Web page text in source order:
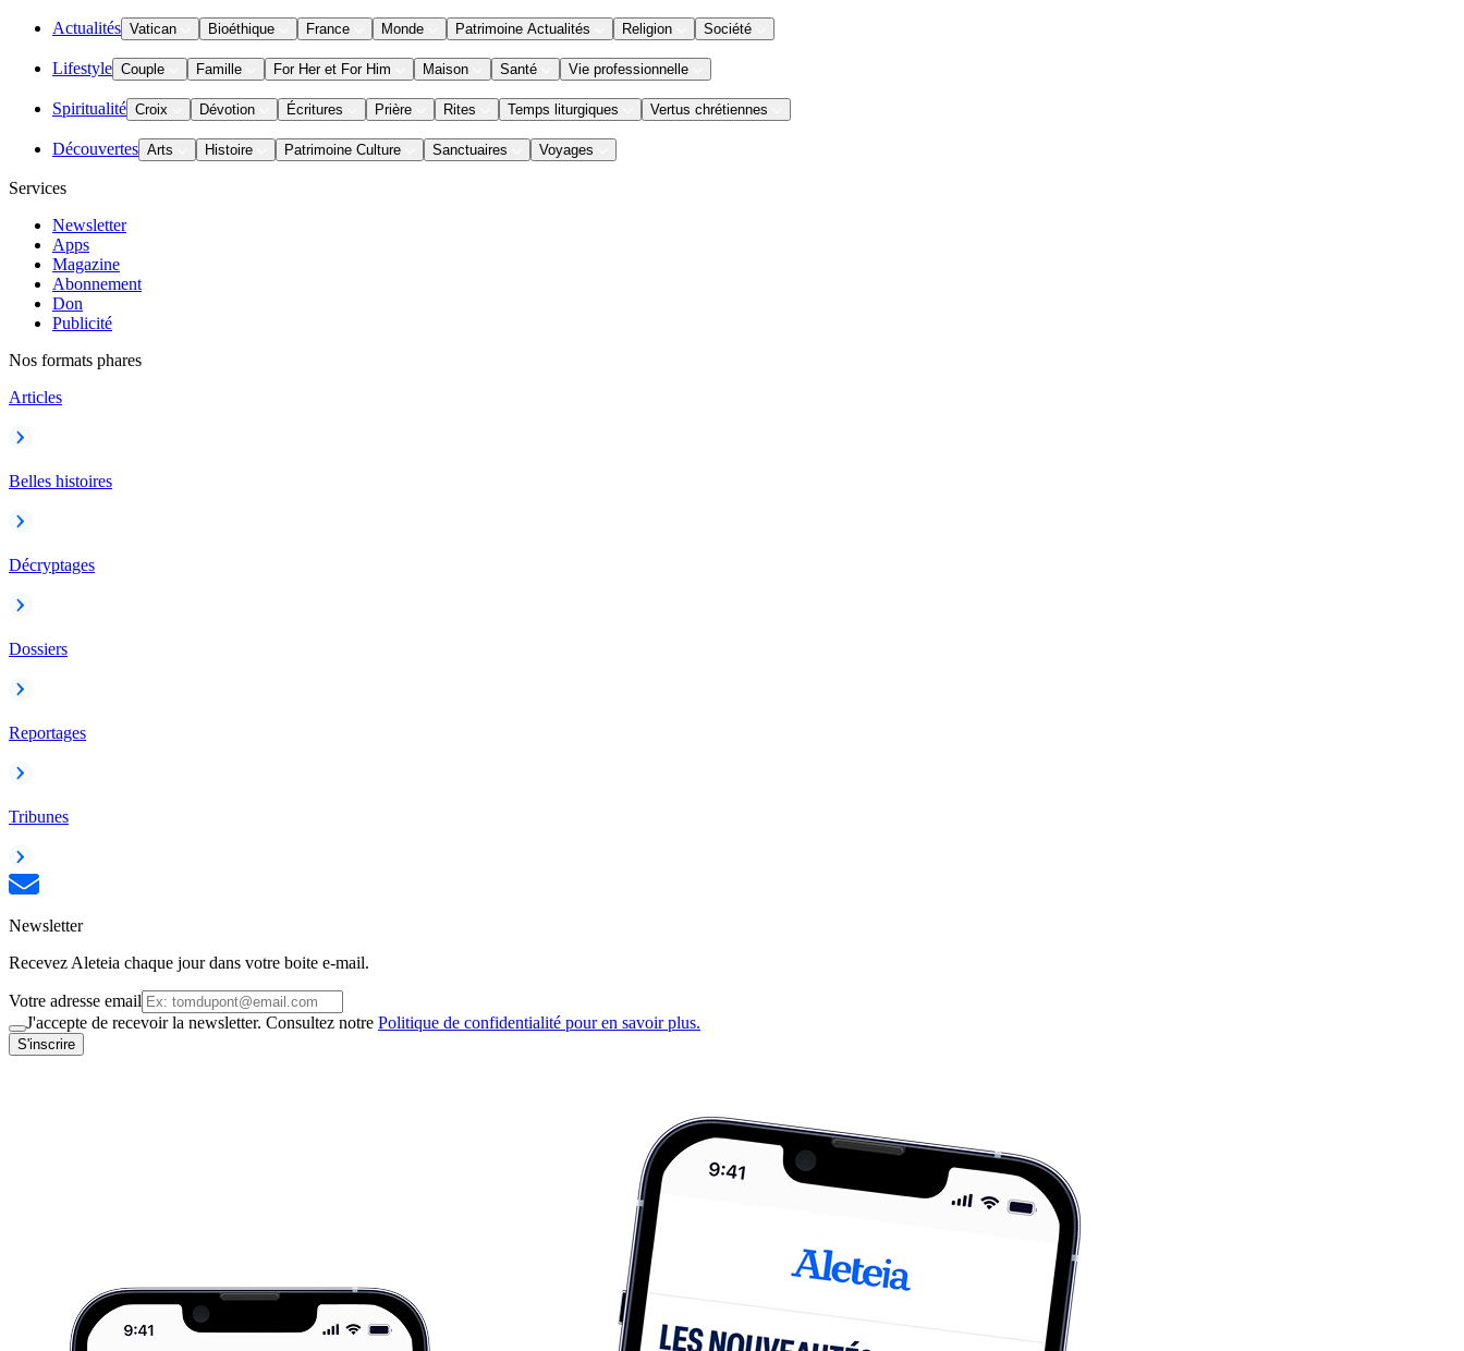
Actualités Vatican Bioéthique France Monde Patrimoine Actualités Religion Société
Lifestyle Couple Famille For Her et For Him Maison Santé Vie professionnelle
Spiritualité Croix Dévotion Écritures Prière Rites Temps liturgiques Vertus chrétiennes
Découvertes Arts Histoire Patrimoine Culture Sanctuaires Voyages
Services
Newsletter
Apps
Magazine
Abonnement
Don
Publicité
Nos formats phares
Articles
Belles histoires
Décryptages
Dossiers
Reportages
Tribunes
Newsletter
Recevez Aleteia chaque jour dans votre boite e-mail.
Votre adresse email
J'accepte de recevoir la newsletter. Consultez notre Politique de confidentialité pour en savoir plus.
S'inscrire